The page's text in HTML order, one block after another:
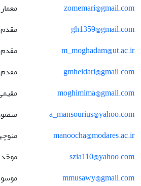
zomemari@gmail.com
gh1359@gmail.com
مقدم
m_moghadam@ut.ac.ir
مقدم
gmheidari@gmail.com
moghimima@gmail.com
a_mansourius@yahoo.com
manoocha@modares.ac.ir
szia110@yahoo.com
موحّد
mmusawy@gmail.com